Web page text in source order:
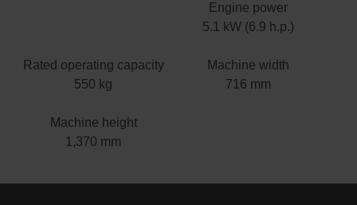
Engine power
5.1 kW (6.9 h.p.)
Rated operating capacity
550 kg
Machine width
716 mm
Machine height
1,370 mm